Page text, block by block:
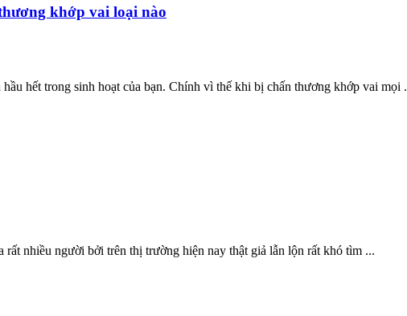
khớp vai loại nào
hết trong sinh hoạt của bạn. Chính vì thế khi bị chấn thương khớp vai mọi
nhiều người bởi trên thị trường hiện nay thật giả lẫn lộn rất khó tìm ...